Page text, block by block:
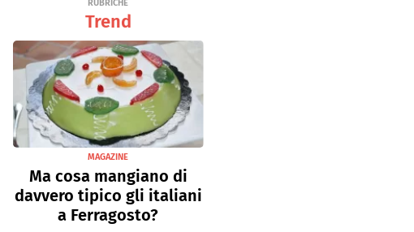
RUBRICHE
Trend
MAGAZINE
Ma cosa mangiano di
davvero tipico gli italiani
a Ferragosto?